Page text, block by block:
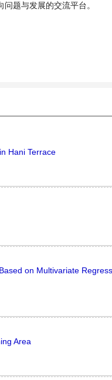
题与发展的交流平台。
Hani Terrace
on Multivariate
Area